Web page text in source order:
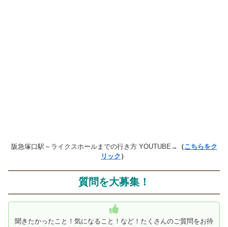
阪急塚口駅～ライクスホールまでの行き方 YOUTUBE→ （こちらをク
リック ）
質問を大募集！
聞きたかったこと！気になること！など！たくさんのご質問をお待